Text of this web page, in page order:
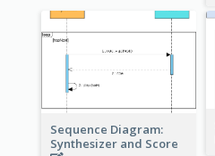
Sequence Diagram:
Synthesizer and Score